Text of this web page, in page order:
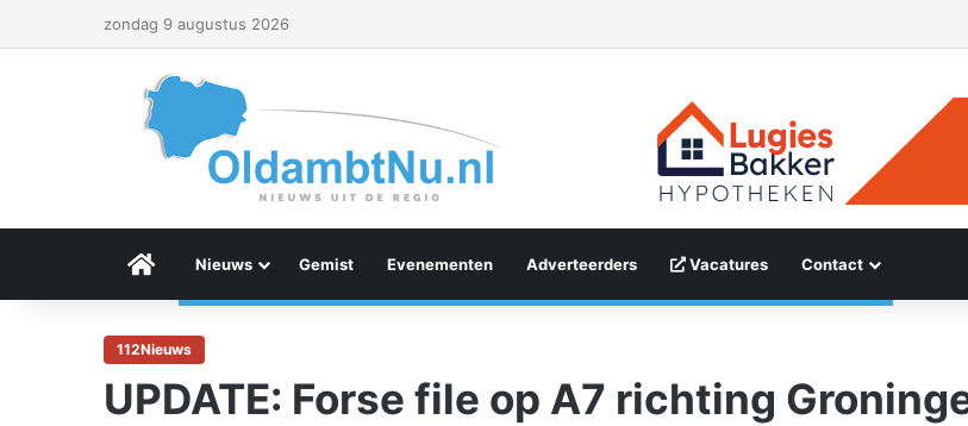
zondag 9 augustus 2026
Menu Item
Nieuws Gemist Evenementen Adverteerders Vacatures Contact
112Nieuws
UPDATE: Forse file op A7 richting